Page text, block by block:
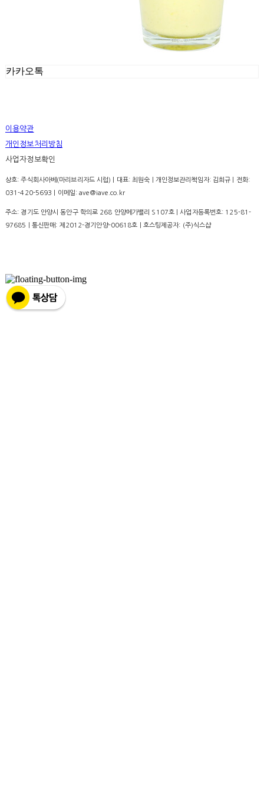
카카오톡
이용약관
개인정보처리방침
사업자정보확인
상호: 주식회사아베(마리브리자드 시럽) | 대표: 최원숙 | 개인정보관리책임자: 김희규 | 전화:
031-420-5693 | 이메일: ave@iave.co.kr
주소: 경기도 안양시 동안구 학의로 268 안양메가밸리 S107호 | 사업자등록번호: 125-81-
97685
| 통신판매: 제2012-경기안양-00618호 | 호스팅제공자: (주)식스샵